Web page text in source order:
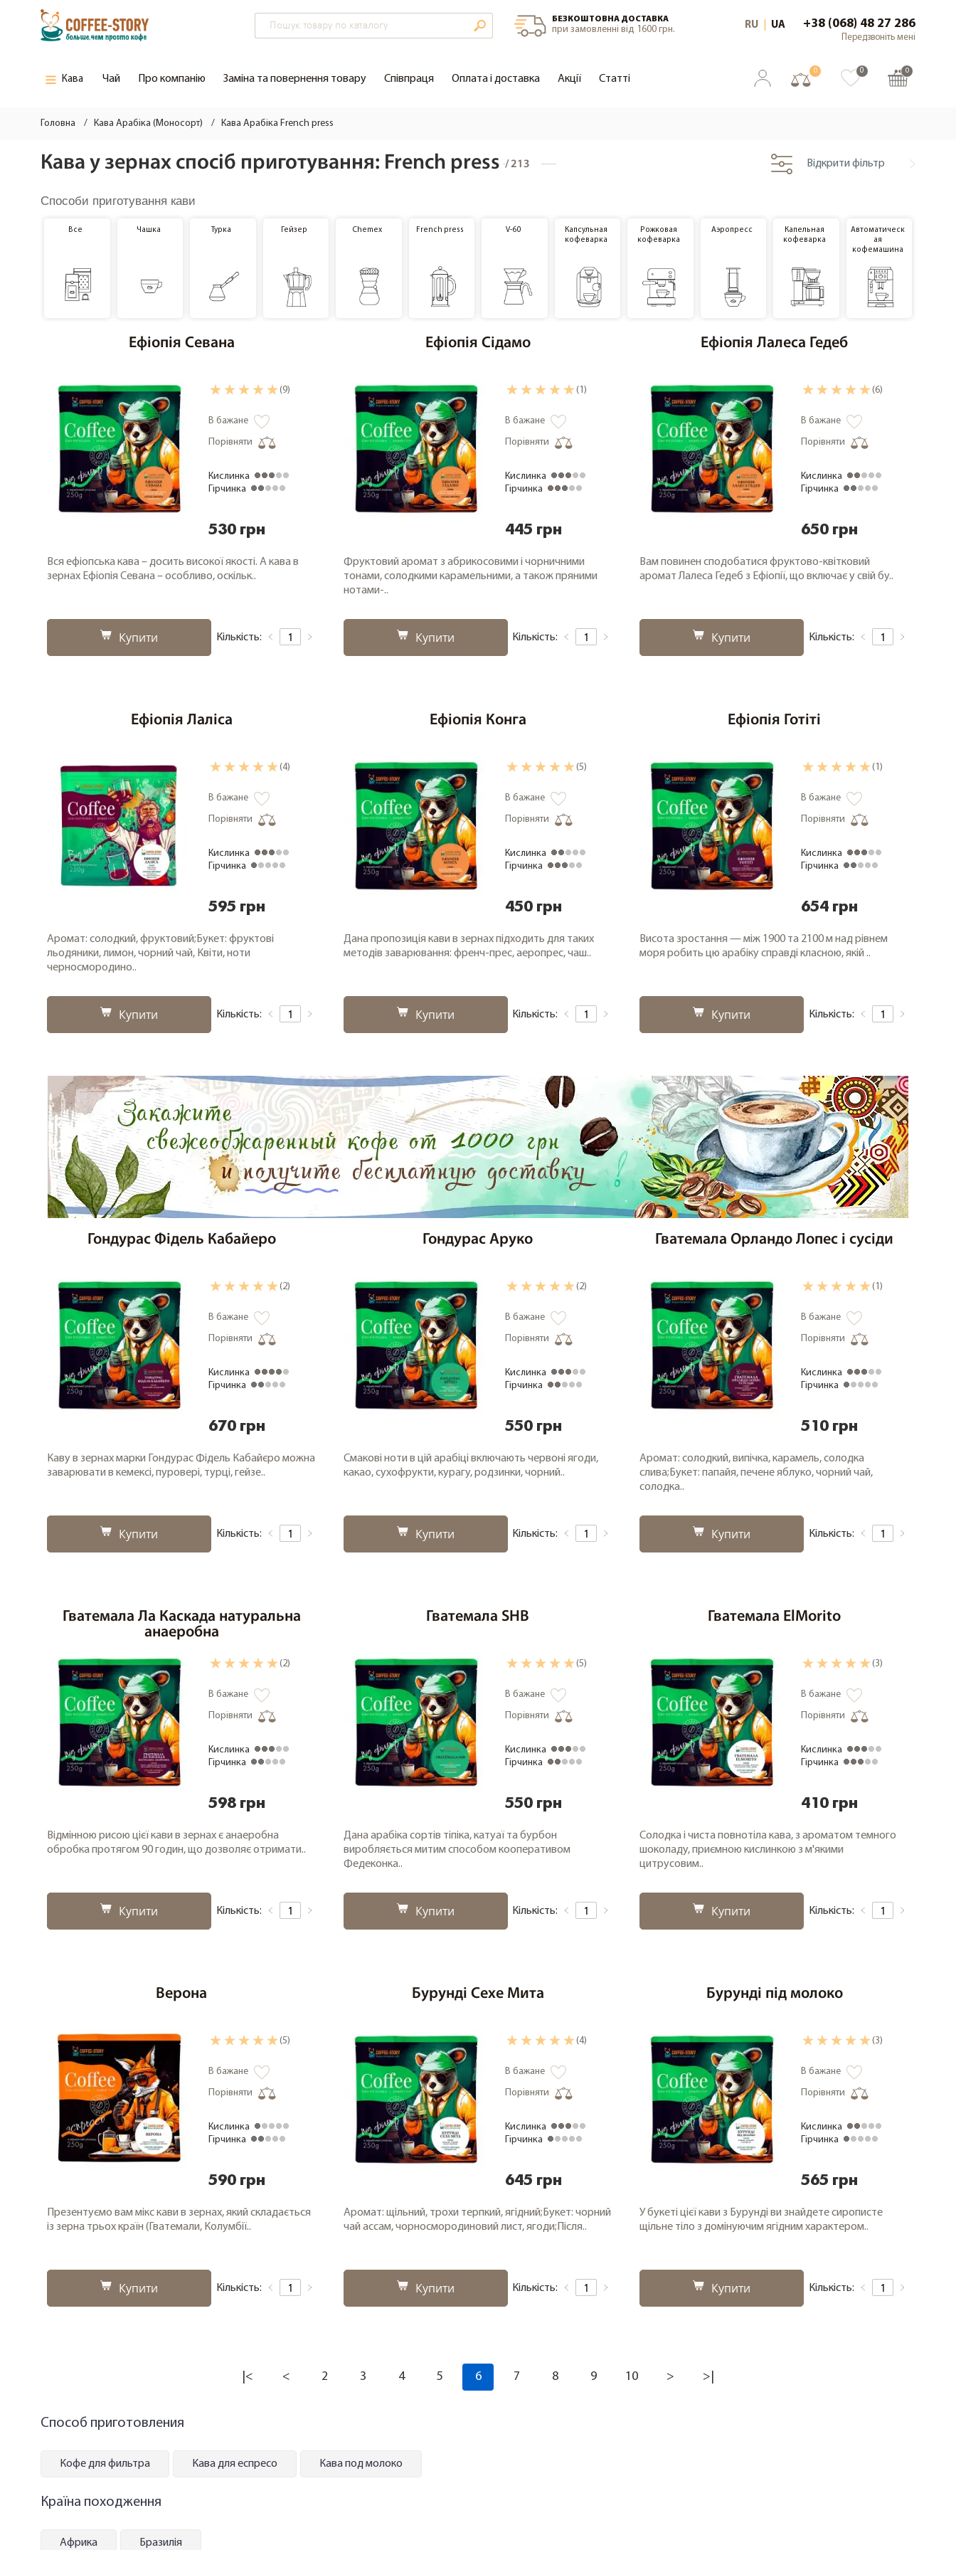
БЕЗКОШТОВНА ДОСТАВКА
при замовленні від 1600 грн. RU UA +38 (068) 48 27 286
Передзвоніть мені
Кава
Нова кава/кава вiд Шефа
Кава зі знижкою
Кава з бочки
Кава Арабiка (Моносорт)
Кава без кофеїну
Кава органічна
Кава дегустаційні набори
Кава фермерська
Кава свіжого обсмажування
Чай Про компанію Заміна та повернення товару Співпраця Оплата і доставка Акції Cтатті
0 0 0
Головна Кава Арабiка (Моносорт) Кава Арабіка French press
Кава у зернах спосіб приготування: French press /213 Відкрити фільтр
Способи приготування кави
Все Чашка Турка Гейзер Chemex French press V-60
Капсульная
кофеварка
Рожковая
кофеварка
Аэропресс
Капельная
кофеварка
Автоматическ
ая
кофемашина
Ефіопія Севана
(9)
В бажане
Порівняти
Кислинка
Гірчинка
530 грн
Вся ефіопська кава – досить високої якості. А кава в
зернах Ефіопія Севана – особливо, оскільк..
Купити Кількість:
Ефіопія Сідамо
(1)
В бажане
Порівняти
Кислинка
Гірчинка
445 грн
Фруктовий аромат з абрикосовими і чорничними
тонами, солодкими карамельними, а також пряними
нотами-..
Купити Кількість:
Ефіопія Лалеса Гедеб
(6)
В бажане
Порівняти
Кислинка
Гірчинка
650 грн
Вам повинен сподобатися фруктово-квітковий
аромат Лалеса Гедеб з Ефіопії, що включає у свій бу..
Купити Кількість:
Ефіопія Лаліса
(4)
В бажане
Порівняти
Кислинка
Гірчинка
595 грн
Аромат: солодкий, фруктовий;Букет: фруктові
льодяники, лимон, чорний чай, Квіти, ноти
черносмородино..
Купити Кількість:
Ефіопія Конга
(5)
В бажане
Порівняти
Кислинка
Гірчинка
450 грн
Дана пропозиція кави в зернах підходить для таких
методів заварювання: френч-прес, аеропрес, чаш..
Купити Кількість:
Ефіопія Готіті
(1)
В бажане
Порівняти
Кислинка
Гірчинка
654 грн
Висота зростання — між 1900 та 2100 м над рівнем
моря робить цю арабіку справді класною, якій ..
Купити Кількість:
Гондурас Фідель Кабайеро
(2)
В бажане
Порівняти
Кислинка
Гірчинка
670 грн
Каву в зернах марки Гондурас Фідель Кабайєро можна
заварювати в кемексі, пуровері, турці, гейзе..
Купити Кількість:
Гондурас Аруко
(2)
В бажане
Порівняти
Кислинка
Гірчинка
550 грн
Смакові ноти в цій арабіці включають червоні ягоди,
какао, сухофрукти, курагу, родзинки, чорний..
Купити Кількість:
Гватемала Орландо Лопес і сусіди
(1)
В бажане
Порівняти
Кислинка
Гірчинка
510 грн
Аромат: солодкий, випічка, карамель, солодка
слива;Букет: папайя, печене яблуко, чорний чай,
солодка..
Купити Кількість:
Гватемала Ла Каскада натуральна
анаеробна
(2)
В бажане
Порівняти
Кислинка
Гірчинка
598 грн
Відмінною рисою цієї кави в зернах є анаеробна
обробка протягом 90 годин, що дозволяє отримати..
Купити Кількість:
Гватемала SHB
(5)
В бажане
Порівняти
Кислинка
Гірчинка
550 грн
Дана арабіка сортів тіпіка, катуаї та бурбон
виробляється митим способом кооперативом
Федеконка..
Купити Кількість:
Гватемала ElMorito
(3)
В бажане
Порівняти
Кислинка
Гірчинка
410 грн
Солодка і чиста повнотіла кава, з ароматом темного
шоколаду, приємною кислинкою з м'якими
цитрусовим..
Купити Кількість:
Верона
(5)
В бажане
Порівняти
Кислинка
Гірчинка
590 грн
Презентуємо вам мікс кави в зернах, який складається
із зерна трьох країн (Гватемали, Колумбії..
Купити Кількість:
Бурунді Сехе Мита
(4)
В бажане
Порівняти
Кислинка
Гірчинка
645 грн
Аромат: щільний, трохи терпкий, ягідний;Букет: чорний
чай ассам, чорносмородиновий лист, ягоди;Після..
Купити Кількість:
Бурунді під молоко
(3)
В бажане
Порівняти
Кислинка
Гірчинка
565 грн
У букеті цієї кави з Бурунді ви знайдете сирописте
щільне тіло з домінуючим ягідним характером..
Купити Кількість:
|< < 2 3 4 5 6 7 8 9 10 > >|
Способ приготовления
Кофе для фильтра Кава для еспресо Кава под молоко
Країна походження
Африка Бразилія